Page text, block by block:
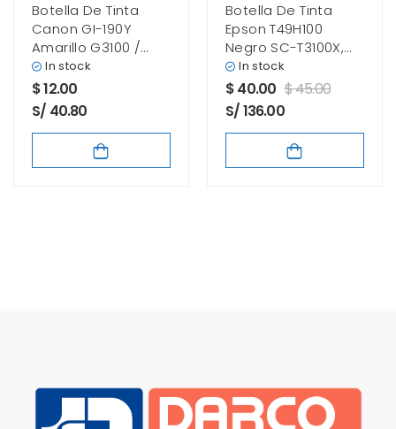
Botella De Tinta
Canon GI-190Y
Amarillo G3100 /
G2100 / G1100 7.000
Paginas
In stock
$12.00
S/ 40.80
Botella De Tinta
Epson T49H100
Negro SC-T3100X,
SC-T3170X
In stock
$40.00 $45.00
S/ 136.00